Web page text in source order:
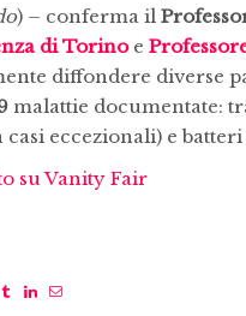
) – conferma il
di Torinoe
diffondere diverse
malattie documentate:
casi eccezionali) e
su Vanity Fair